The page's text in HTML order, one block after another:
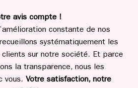
avis compte !
constante de nos
systématiquement les
clients sur notre société. Et parce
la transparence, nous les
vous. Votre satisfaction, notre